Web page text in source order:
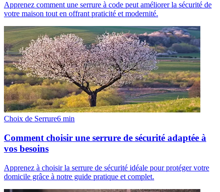
Apprenez comment une serrure à code peut améliorer la sécurité de
votre maison tout en offrant praticité et modernité.
Choix de Serrure6 min
Comment choisir une serrure de sécurité adaptée à
vos besoins
Apprenez à choisir la serrure de sécurité idéale pour protéger votre
domicile grâce à notre guide pratique et complet.